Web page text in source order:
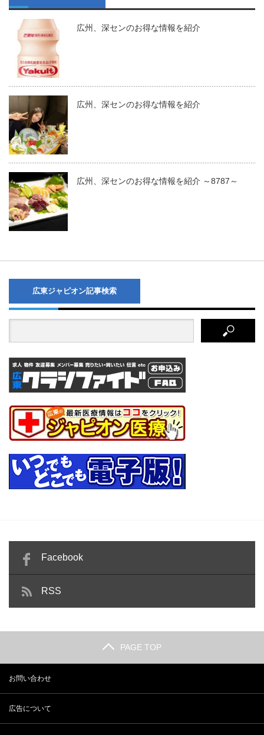
広州、深センのお得な情報を紹介
広州、深センのお得な情報を紹介
広州、深センのお得な情報を紹介 ～8787～
広東ジャピオン記事検索
Facebook
RSS
PAGE TOP
お問い合わせ
広告について